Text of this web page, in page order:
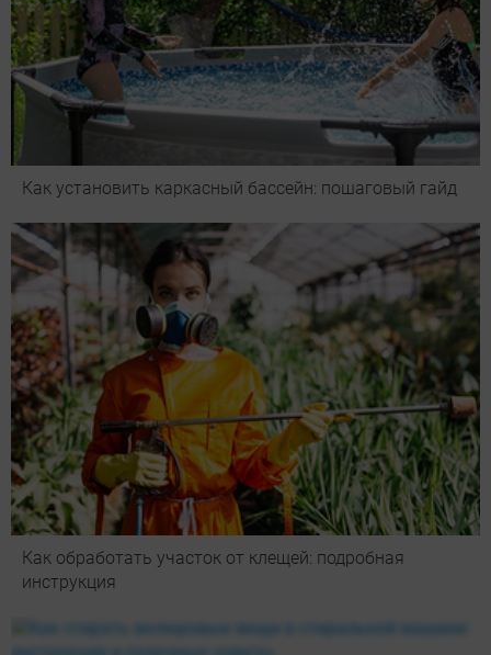
Как установить каркасный бассейн: пошаговый гайд
Как обработать участок от клещей: подробная
инструкция